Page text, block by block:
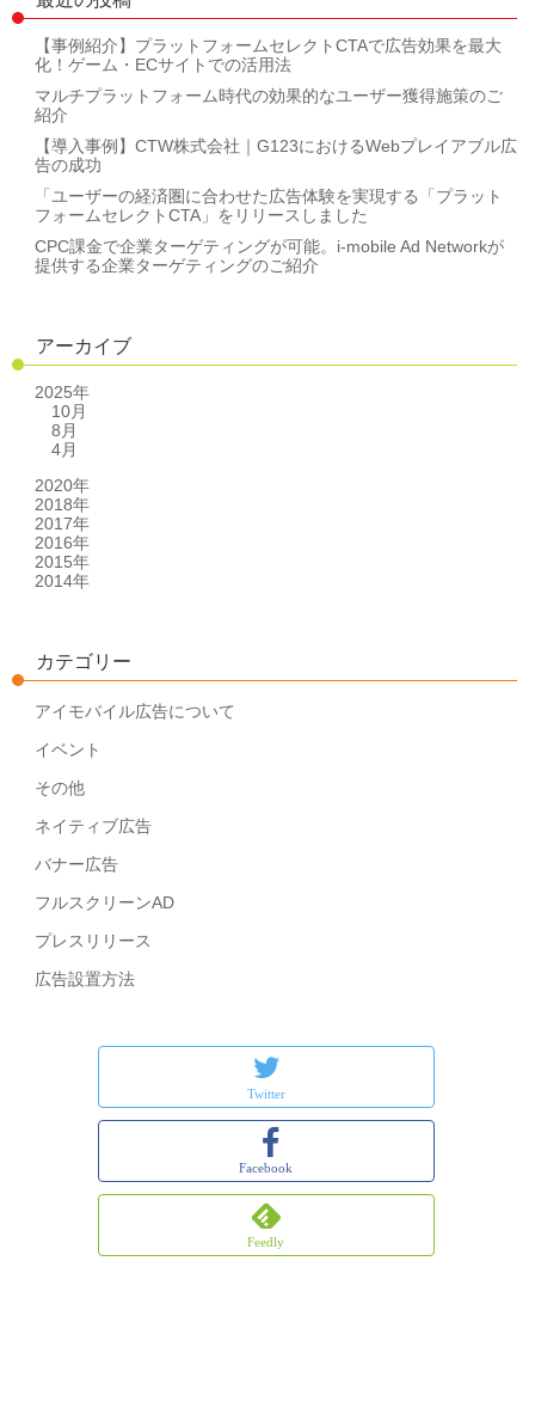
【事例紹介】プラットフォームセレクトCTAで広告効果を最大
化！ゲーム・ECサイトでの活用法
マルチプラットフォーム時代の効果的なユーザー獲得施策のご
紹介
【導入事例】CTW株式会社｜G123におけるWebプレイアブル広
告の成功
「ユーザーの経済圏に合わせた広告体験を実現する「プラット
フォームセレクトCTA」をリリースしました
CPC課金で企業ターゲティングが可能。i-mobile Ad Networkが
提供する企業ターゲティングのご紹介
アーカイブ
2025年
10月
8月
4月
2020年
2018年
2017年
2016年
2015年
2014年
カテゴリー
アイモバイル広告について
イベント
その他
ネイティブ広告
バナー広告
フルスクリーンAD
プレスリリース
広告設置方法